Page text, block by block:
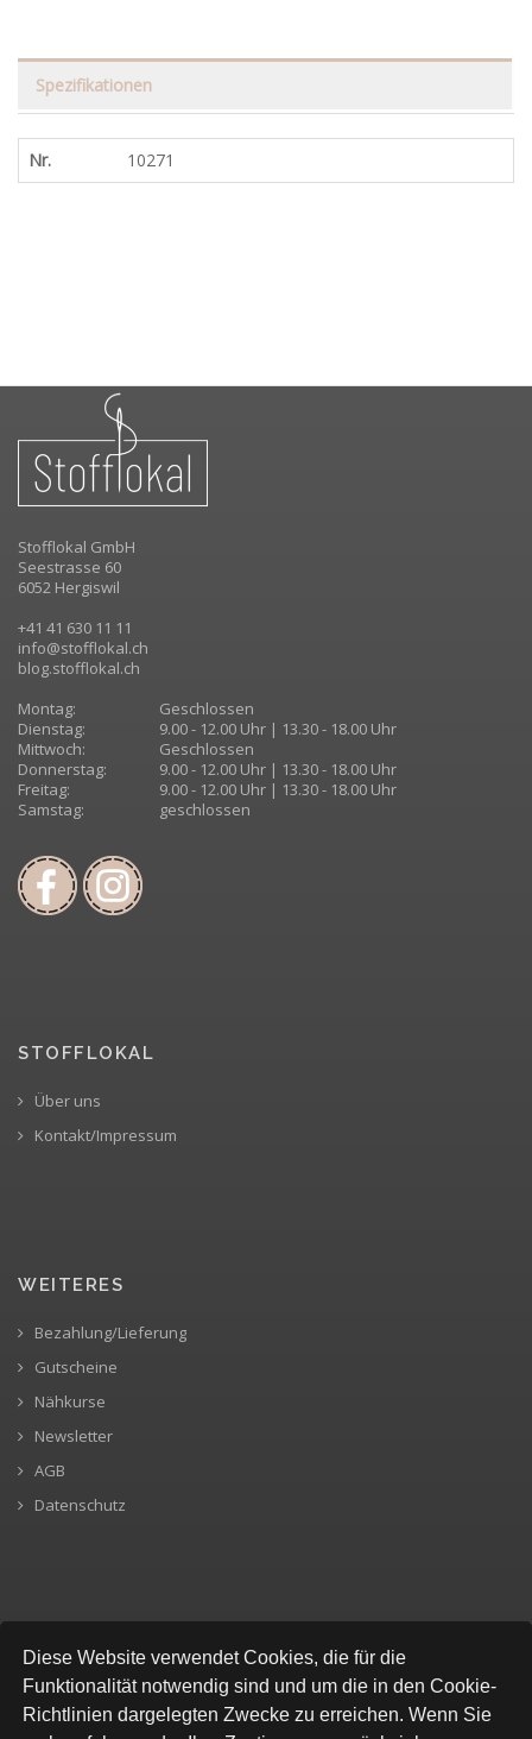
Diese Website verwendet Cookies, die für die
Funktionalität notwendig sind und um die in den Cookie-
Richtlinien dargelegten Zwecke zu erreichen. Wenn Sie
Spezifikationen
Nr. 10271
Stofflokal GmbH
Seestrasse 60
6052 Hergiswil
+41 41 630 11 11
info@stofflokal.ch
blog.stofflokal.ch
Montag:
Geschlossen
Dienstag:
9.00 - 12.00 Uhr | 13.30 - 18.00 Uhr
Mittwoch:
Geschlossen
Donnerstag:
9.00 - 12.00 Uhr | 13.30 - 18.00 Uhr
Freitag:
9.00 - 12.00 Uhr | 13.30 - 18.00 Uhr
Samstag:
geschlossen
STOFFLOKAL
Über uns
Kontakt/Impressum
WEITERES
Bezahlung/Lieferung
Gutscheine
Nähkurse
Newsletter
AGB
Datenschutz
SICHERE BEZAHLUNG